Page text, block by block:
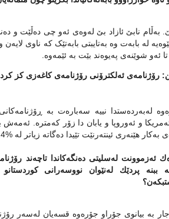
نابێ ئازاد بێ له‌وه‌ی ئه‌و چی ده‌ڵێت و
له‌ بابه‌ت وه‌ به‌تایبتی بابه‌تێک که‌ ناوی
ئه‌و شوێنه‌ی په‌یوه‌ند بێت به‌ ئێمه‌وه‌.
رۆژنامەى ئەلكترۆنى رۆژنامەى كاغەزى كز
له‌به‌رده‌ستدا نییه‌ سه‌باره‌ت به‌
و ئه‌وروپا و یابان دا زۆر که‌متره‌‌.
هێنه‌ری ئینته‌رنێت تێیدا ده‌گاته‌ زیاتر له‌ %67.4.
ئەزموونت لەسلیتى دەنگەكاندا تاچەند
ببنە پردێك لەنێوان نووسەرانى
به‌ بیانوی جۆراو جۆره‌وه‌ قسه‌یان له‌سه‌ر